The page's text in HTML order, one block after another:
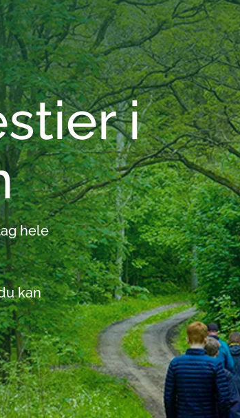
Aktiviteter
Kalø
Ebeltoft
Mols Bjerge
Ud mod Kattegat
Omkring Stubbe Sø
Overnat i
Kort
Parkering og
Digitale guides, apps
Find din lokale guide
Gæst i naturen
Tilgængelige
Med hund i naturen
i
hele
kan